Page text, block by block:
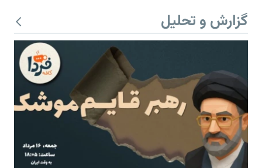
گزارش و تحلیل